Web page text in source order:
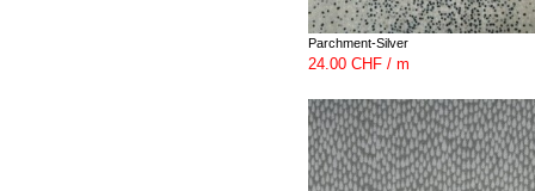
Parchment-Silver
24.00 CHF / m